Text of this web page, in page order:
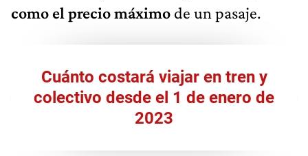
como el precio máximo de un pasaje.
Cuánto costará viajar en tren y
colectivo desde el 1 de enero de
2023